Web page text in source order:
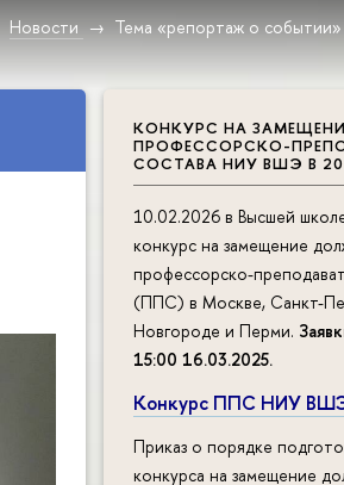
Новости Тема «репортаж о событии»
КОНКУРС НА
ПРОФЕССОРСКО-
СОСТАВА НИУ ВШЭ В
10.02.2026 в Высшей
конкурс на замещение
профессорско-
(ППС) в Москве, Санкт-
Новгороде и Перми.
15:00 16.03.2025.
Конкурс ППС НИУ
Приказ о порядке
конкурса на замещение